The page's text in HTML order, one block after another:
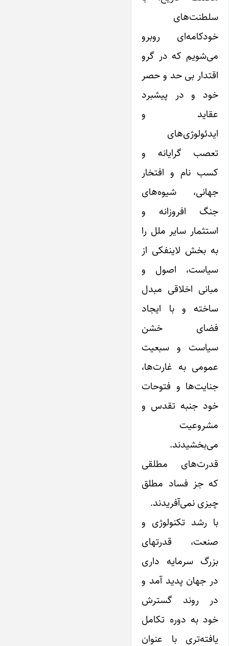
سلطنت‌های
خودکامه‌ای روبرو
می‌شویم که در گرو
اقتدار بی حد و حصر
خود و در پیشبرد
عقاید‌ و‌
ایدئولوژی‌های
تعصب گرایانه و
کسب نام‌ و افتخار
جهانی، شیوه‌های
جنگ افروزانه و
استثمار سایر ملل را
به بخش لاینفکی از
سیاست، اصول و
مبانی اخلاقی مبدل
ساخته و با ‌ایجاد
فضای خشن
سیاست و سبعیت
عمومی ‌به غارت‌ها،
جنایت‌ها و فتوحات
خود جنبه تقدس و
مشروعیت
می‌بخشیدند.
قدرت‌های مطلقی
که جز فساد مطلق
چیزی نمی‌آفریدند.
با رشد تکنولوژی و
صنعت، قدرتهای
بزرگ‌ سرمایه داری
در جهان پدید آمد و
در روند گسترش
خود‌ به دوره تکامل
یافته‌تری با عنوان